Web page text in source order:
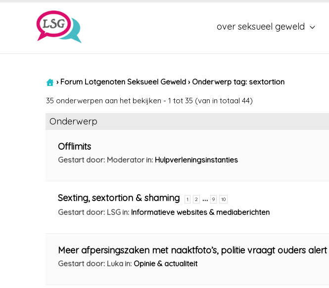
over seksueel geweld
› Forum Lotgenoten Seksueel Geweld › Onderwerp tag: sextortion
35 onderwerpen aan het bekijken - 1 tot 35 (van in totaal 44)
Onderwerp
Offlimits
Gestart door: Moderator in: Hulpverleningsinstanties
Sexting, sextortion & shaming 1 2 … 9 10
Gestart door: LSG in: Informatieve websites & mediaberichten
Meer afpersingszaken met naaktfoto’s, politie vraagt ouders
Gestart door: Luka in: Opinie & actualiteit